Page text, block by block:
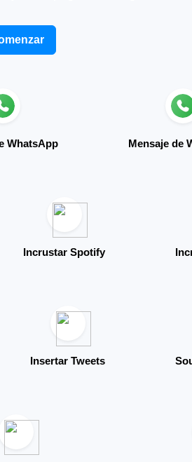
WhatsApp Mensaje de
Incrustar Spotify
Insertar Tweets